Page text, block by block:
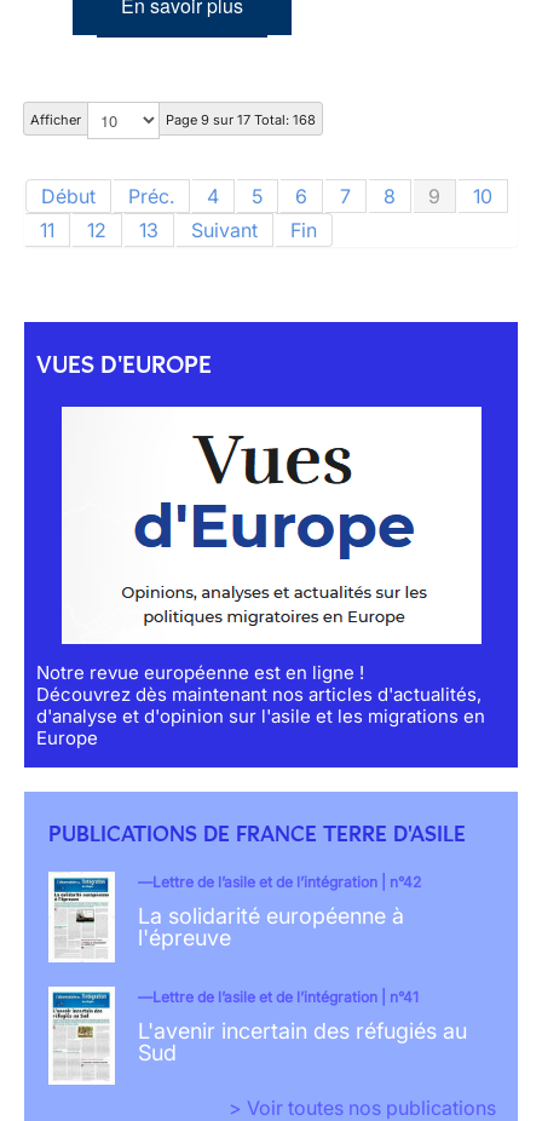
Afficher Page 9 sur 17 Total: 168
Début Préc. 4 5 6 7 8 9
10
11
12 13 Suivant Fin
VUES D'EUROPE
Notre revue européenne est en ligne !
Découvrez dès maintenant nos articles d'actualités,
d'analyse et d'opinion sur l'asile et les migrations en
Europe
PUBLICATIONS DE FRANCE TERRE D'ASILE
Lettre de l’asile et de l’intégration | n°42
La solidarité européenne à
l'épreuve
Lettre de l’asile et de l’intégration | n°41
L'avenir incertain des réfugiés au
Sud
> Voir toutes nos publications